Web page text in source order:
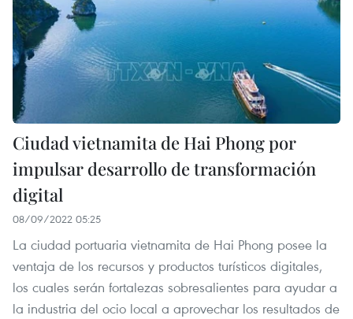
Ciudad vietnamita de Hai Phong por
impulsar desarrollo de transformación
digital
08/09/2022 05:25
La ciudad portuaria vietnamita de Hai Phong posee la
ventaja de los recursos y productos turísticos digitales,
los cuales serán fortalezas sobresalientes para ayudar a
la industria del ocio local a aprovechar los resultados de